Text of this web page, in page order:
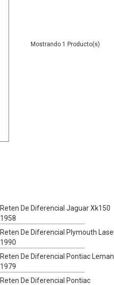
1
Reten De Diferencial Jaguar Xk150
1958
Reten De Diferencial Plymouth
1990
Reten De Diferencial Pontiac
1979
Reten De Diferencial Pontiac